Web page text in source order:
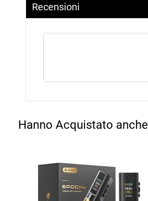
Recensioni
Hanno Acquistato anche